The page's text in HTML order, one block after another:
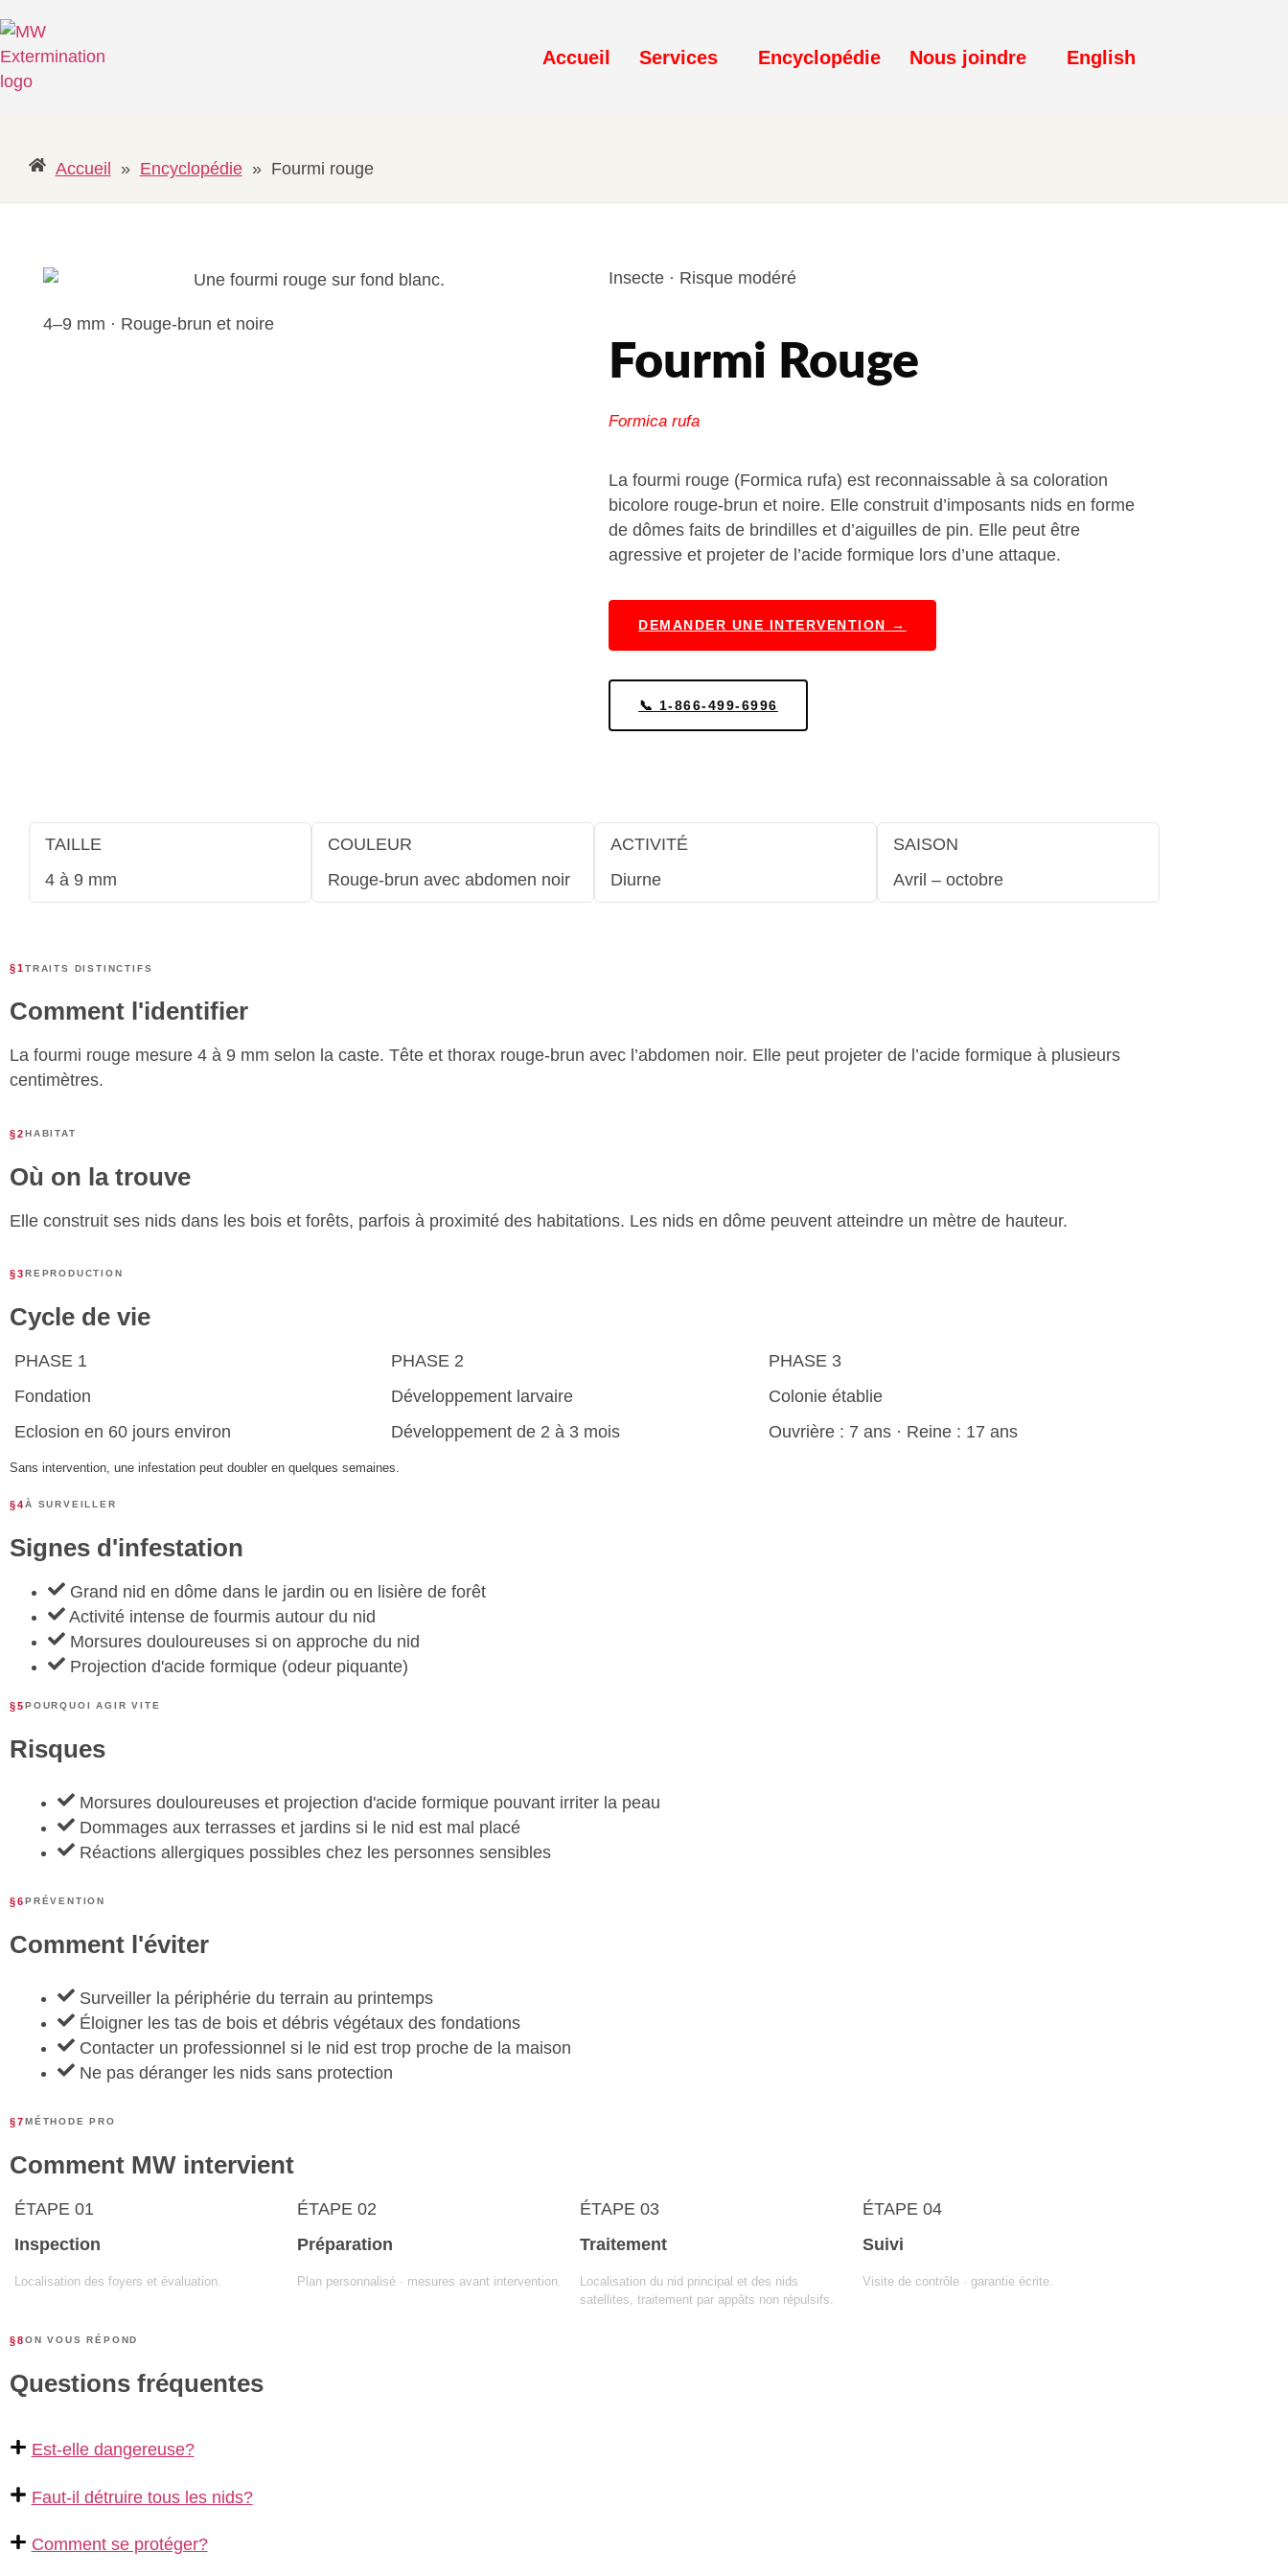
Accueil Services Encyclopédie Nous joindre English
Accueil » Encyclopédie » Fourmi rouge
4–9 mm · Rouge-brun et noire
Insecte · Risque modéré
Fourmi Rouge
Formica rufa
La fourmi rouge (Formica rufa) est reconnaissable à sa coloration
bicolore rouge-brun et noire. Elle construit d’imposants nids en forme
de dômes faits de brindilles et d’aiguilles de pin. Elle peut être
agressive et projeter de l’acide formique lors d’une attaque.
DEMANDER UNE INTERVENTION →
📞 1-866-499-6996
TAILLE
4 à 9 mm
COULEUR
Rouge-brun avec abdomen noir
ACTIVITÉ
Diurne
SAISON
Avril – octobre
§1TRAITS DISTINCTIFS
Comment l'identifier
La fourmi rouge mesure 4 à 9 mm selon la caste. Tête et thorax rouge-brun avec l’abdomen noir. Elle peut projeter de l’acide formique à plusieurs
centimètres.
§2HABITAT
Où on la trouve
Elle construit ses nids dans les bois et forêts, parfois à proximité des habitations. Les nids en dôme peuvent atteindre un mètre de hauteur.
§3 REPRODUCTION
Cycle de vie
PHASE 1
Fondation
Eclosion en 60 jours environ
PHASE 2
Développement larvaire
Développement de 2 à 3 mois
PHASE 3
Colonie établie
Ouvrière : 7 ans · Reine : 17 ans
Sans intervention, une infestation peut doubler en quelques semaines.
§4À SURVEILLER
Signes d'infestation
Grand nid en dôme dans le jardin ou en lisière de forêt
Activité intense de fourmis autour du nid
Morsures douloureuses si on approche du nid
Projection d'acide formique (odeur piquante)
§5 POURQUOI AGIR VITE
Risques
Morsures douloureuses et projection d'acide formique pouvant irriter la peau
Dommages aux terrasses et jardins si le nid est mal placé
Réactions allergiques possibles chez les personnes sensibles
§6 PRÉVENTION
Comment l'éviter
Surveiller la périphérie du terrain au printemps
Éloigner les tas de bois et débris végétaux des fondations
Contacter un professionnel si le nid est trop proche de la maison
Ne pas déranger les nids sans protection
§7 MÉTHODE PRO
Comment MW intervient
ÉTAPE 01
Inspection
Localisation des foyers et évaluation.
ÉTAPE 02
Préparation
Plan personnalisé · mesures avant intervention.
ÉTAPE 03
Traitement
Localisation du nid principal et des nids
satellites, traitement par appâts non répulsifs.
ÉTAPE 04
Suivi
Visite de contrôle · garantie écrite.
§8ON VOUS RÉPOND
Questions fréquentes
Est-elle dangereuse?
Faut-il détruire tous les nids?
Comment se protéger?